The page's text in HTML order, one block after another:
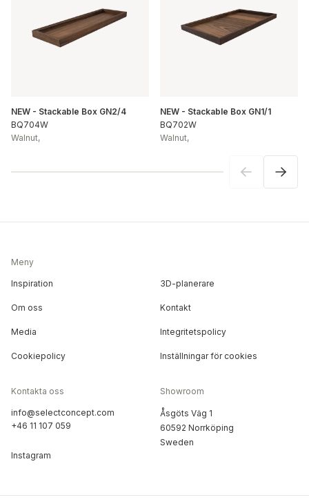
NEW - Stackable Box GN2/4
BQ704W
Walnut,
NEW - Stackable Box GN1/1
BQ702W
Walnut,
Meny
Inspiration 3D-planerare
Om oss Kontakt
Media Integritetspolicy
Cookiepolicy Inställningar för cookies
Kontakta oss
info@selectconcept.com
+46 11 107 059
Instagram
Showroom
Åsgöts Väg 1
60592 Norrköping
Sweden